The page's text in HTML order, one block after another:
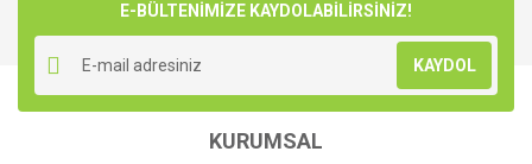
Yorum Yaz
Ürün resmi kalitesiz, bozuk veya görüntülenemiyor.
Ürün açıklamasında eksik bilgiler bulunuyor.
Ürün bilgilerinde hatalar bulunuyor.
Ürün fiyatı diğer sitelerden daha pahalı.
E-BÜLTENİMİZE KAYDOLABİLİRSİNİZ!
KAYDOL
KURUMSAL